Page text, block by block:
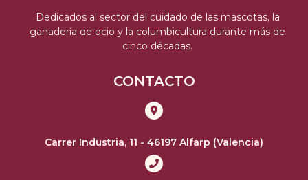
Dedicados al sector del cuidado de las mascotas, la
ganadería de ocio y la columbicultura durante más de
cinco décadas.
CONTACTO
Carrer Industria, 11 - 46197 Alfarp (Valencia)